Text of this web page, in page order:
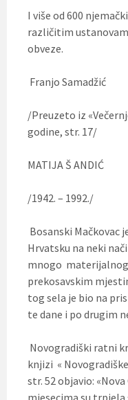
I više od 600
različitim
obveze.
Franjo Samadžić
/Preuzeto iz
godine, str. 17/
MATIJA Š ANDIĆ
/1942. – 1992./
Bosanski Mačkovac
Hrvatsku na neki
mnogo materijalnog
prekosavskim
tog sela je bio na
te dane i po drugim
Novogradiški ratni
knjizi «
str. 52 objavio:
mjesecima su trpjela